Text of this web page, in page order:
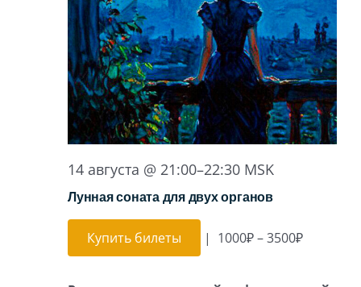
14 августа @ 21:00–22:30 MSK
Лунная соната для двух органов
Купить билеты | 1000₽ – 3500₽